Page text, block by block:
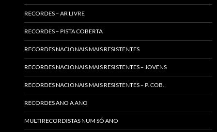
RECORDES – AR LIVRE
RECORDES – PISTA COBERTA
RECORDES NACIONAIS MAIS RESISTENTES
RECORDES NACIONAIS MAIS RESISTENTES – JOVENS
RECORDES NACIONAIS MAIS RESISTENTES – P. COB.
RECORDES ANO A ANO
MULTIRECORDISTAS NUM SÓ ANO